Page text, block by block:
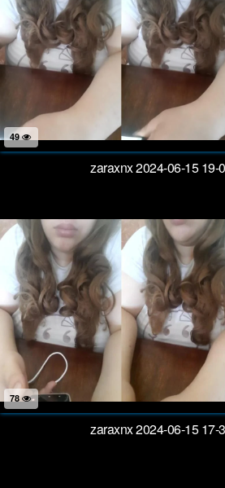
49
zaraxnx 2024-06-15 19-
78
zaraxnx 2024-06-15 17-